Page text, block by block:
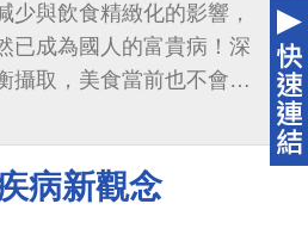
與飲食精緻化的影響，
已成為國人的富貴病！深
攝取，美食當前也不會無
病新觀念